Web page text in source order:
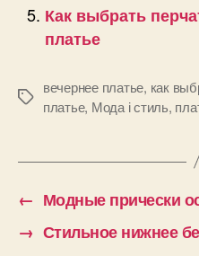
Как выбрать
платье
Позначки
вечернее платье, как
платье, Мода і стиль,
← Модные прически
→ Стильное нижнее